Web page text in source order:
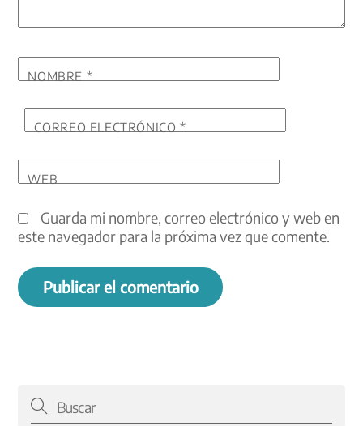
NOMBRE *
CORREO ELECTRÓNICO*
WEB
Guarda mi nombre, correo electrónico y web en
este navegador para la próxima vez que comente.